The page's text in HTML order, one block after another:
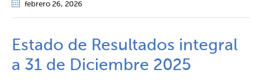
febrero 26, 2026
Estado de Resultados integral
a 31 de Diciembre 2025